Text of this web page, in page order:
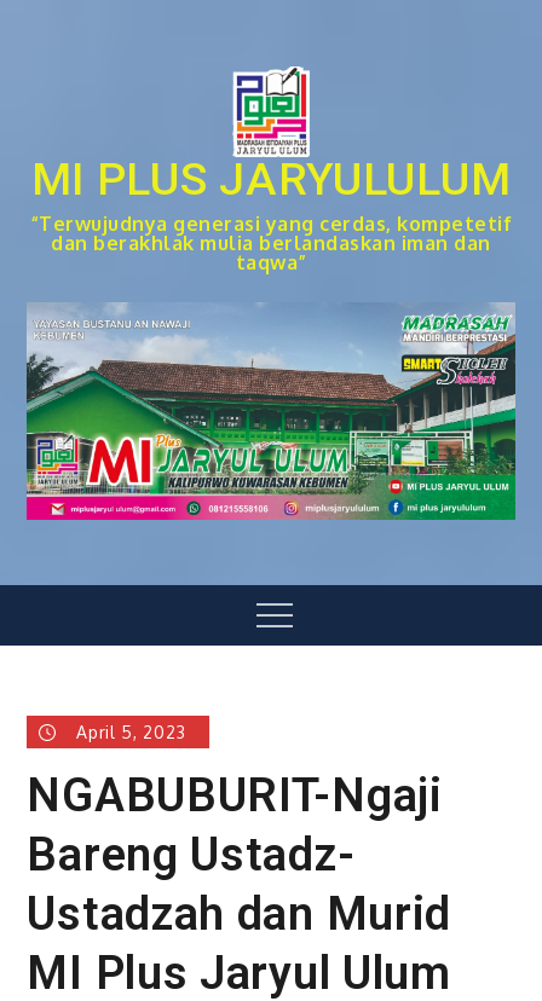
MI PLUS JARYULULUM
“Terwujudnya generasi yang cerdas, kompetetif
dan berakhlak mulia berlandaskan iman dan
taqwa”
Menu
April 5, 2023
NGABUBURIT-Ngaji
Bareng Ustadz-
Ustadzah dan Murid
MI Plus Jaryul Ulum